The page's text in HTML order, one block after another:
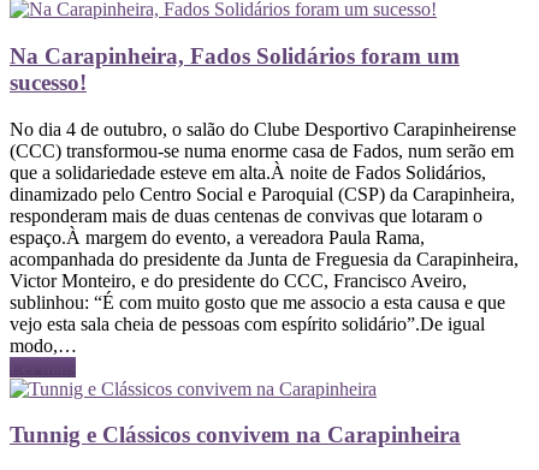
Na Carapinheira, Fados Solidários foram um
sucesso!
No dia 4 de outubro, o salão do Clube Desportivo Carapinheirense
(CCC) transformou-se numa enorme casa de Fados, num serão em
que a solidariedade esteve em alta.À noite de Fados Solidários,
dinamizado pelo Centro Social e Paroquial (CSP) da Carapinheira,
responderam mais de duas centenas de convivas que lotaram o
espaço.À margem do evento, a vereadora Paula Rama,
acompanhada do presidente da Junta de Freguesia da Carapinheira,
Victor Monteiro, e do presidente do CCC, Francisco Aveiro,
sublinhou: “É com muito gosto que me associo a esta causa e que
vejo esta sala cheia de pessoas com espírito solidário”.De igual
modo,…
Ler mais
Tunnig e Clássicos convivem na Carapinheira